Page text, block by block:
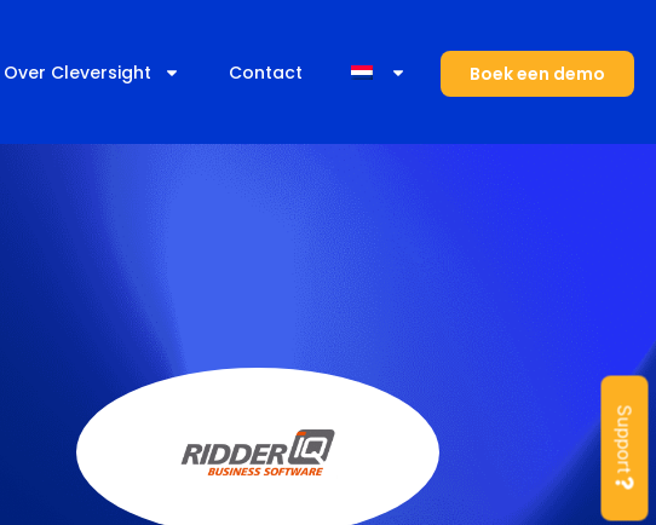
Over Cleversight Contact Boek een demo
Support